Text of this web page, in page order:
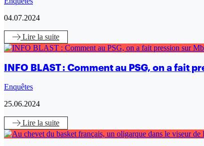
04.07.2024
Lire la suite
INFO BLAST : Comment au PSG, on a fait
Enquêtes
25.06.2024
Lire la suite